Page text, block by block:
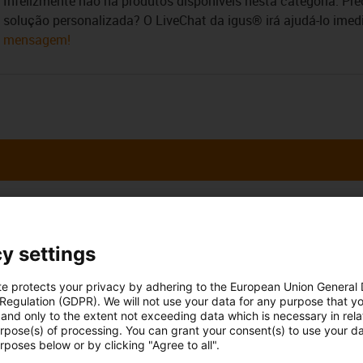
solução personalizada? O LiveChat da igus® irá ajudá-lo
mensagem!
as
Carvalho
phone
199 105*
email
Segunda - Sexta-feira: 9h -
Online
Serviço de chat
settings
protects your privacy by adhering to the European Union General
(GDPR). We will not use your data for any purpose that
only to the extent not exceeding data which is necessary in
of processing. You can grant your consent(s) to use your
below or by clicking "Agree to all".